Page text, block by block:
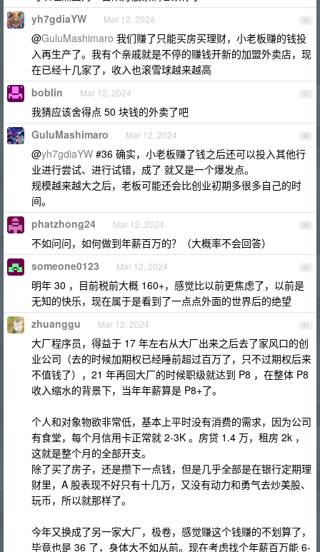
36
yh7gdiaYW Mar 12, 2024
@GuluMashimaro 我们赚了只能买房买理财，小老板赚的钱投
入再生产了。我有个亲戚就是不停的赚钱开新的加盟外卖店，现
在已经十几家了，收入也滚雪球越来越高
37
boblin Mar 12, 2024
我猜应该舍得点 50 块钱的外卖了吧
38
GuluMashimaro Mar 12, 2024
@yh7gdiaYW #36 确实，小老板赚了钱之后还可以投入其他行
业进行尝试、进行试错，成了 就又是一个爆发点。
规模越来越大之后，老板可能还会比创业初期多很多自己的时
间。
39
phatzhong24 Mar 12, 2024
不如问问，如何做到年薪百万的？（大概率不会回答）
40
someone0123 Mar 12, 2024
明年 30 ，目前税前大概 160+，感觉比以前更焦虑了，以前是
无知的快乐，现在属于是看到了一点点外面的世界后的绝望
41
zhuanggu Mar 12, 2024
大厂程序员，得益于 17 年左右从大厂出来之后去了家风口的创
业公司（去的时候加期权已经睡前超过百万了，只不过期权后来
不值钱了），21 年再回大厂的时候职级就达到 P8 ，在整体 P8
收入缩水的背景下，当年年薪算是 P8+了。
个人和对象物欲非常低，基本上平时没有消费的需求，因为公司
有食堂，每个月信用卡正常就 2-3K 。房贷 1.4 万，租房 2k ，
这就是整个月的全部开支。
除了买了房子，还是攒下一点钱，但是几乎全部是在银行定期理
财里，A 股表现不好只有十几万，又没有动力和勇气去炒美股、
玩币，所以就那样了。
今年又换成了另一家大厂，极卷，感觉赚这个钱赚的不划算了，
毕竟也是 36 了，身体大不如从前。现在考虑找个年薪百万能 6-